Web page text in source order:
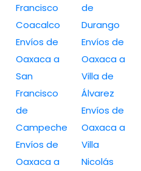
Francisco
Coacalco
Envíos de
Oaxaca a
San
Francisco
de
Campeche
Envíos de
Oaxaca a
de
Durango
Envíos de
Oaxaca a
Villa de
Álvarez
Envíos de
Oaxaca a
Villa
Nicolás